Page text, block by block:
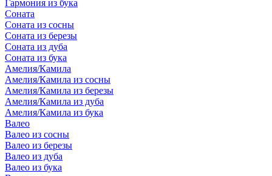
Гармония из бука
Соната
Соната из сосны
Соната из березы
Соната из дуба
Соната из бука
Амелия/Камила
Амелия/Камила из сосны
Амелия/Камила из березы
Амелия/Камила из дуба
Амелия/Камила из бука
Валео
Валео из сосны
Валео из березы
Валео из дуба
Валео из бука